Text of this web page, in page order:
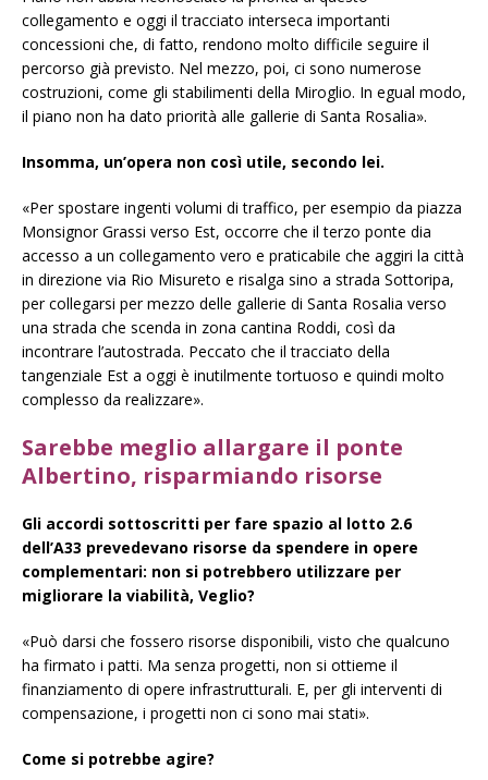
collegamento e oggi il tracciato interseca importanti
concessioni che, di fatto, rendono molto difficile seguire il
percorso già previsto. Nel mezzo, poi, ci sono numerose
costruzioni, come gli stabilimenti della Miroglio. In egual modo,
il piano non ha dato priorità alle gallerie di Santa Rosalia».
Insomma, un’opera non così utile, secondo lei.
«Per spostare ingenti volumi di traffico, per esempio da piazza
Monsignor Grassi verso Est, occorre che il terzo ponte dia
accesso a un collegamento vero e praticabile che aggiri la città
in direzione via Rio Misureto e risalga sino a strada Sottoripa,
per collegarsi per mezzo delle gallerie di Santa Rosalia verso
una strada che scenda in zona cantina Roddi, così da
incontrare l’autostrada. Peccato che il tracciato della
tangenziale Est a oggi è inutilmente tortuoso e quindi molto
complesso da realizzare».
Sarebbe meglio allargare il ponte
Albertino, risparmiando risorse
Gli accordi sottoscritti per fare spazio al lotto 2.6
dell’A33 prevedevano risorse da spendere in opere
complementari: non si potrebbero utilizzare per
migliorare la viabilità, Veglio?
«Può darsi che fossero risorse disponibili, visto che qualcuno
ha firmato i patti. Ma senza progetti, non si ottieme il
finanziamento di opere infrastrutturali. E, per gli interventi di
compensazione, i progetti non ci sono mai stati».
Come si potrebbe agire?